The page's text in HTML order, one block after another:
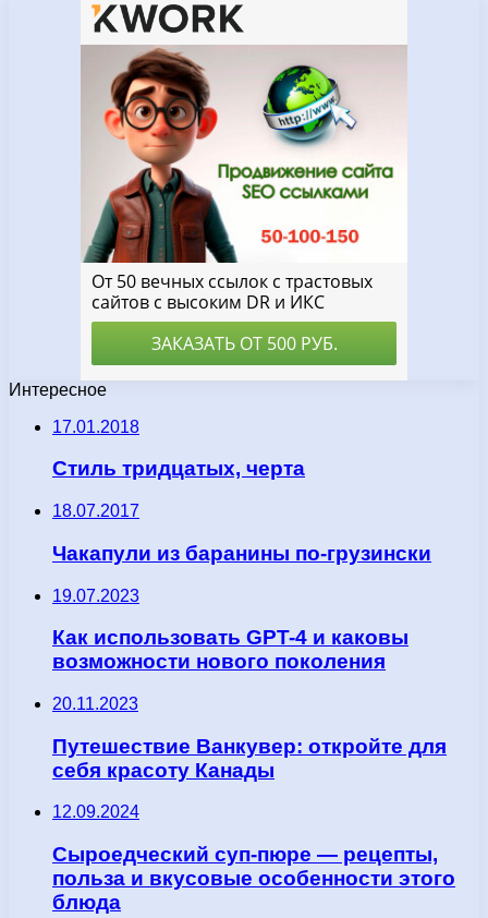
Интересное
17.01.2018
Стиль тридцатых, черта
18.07.2017
Чакапули из баранины по-грузински
19.07.2023
Как использовать GPT-4 и каковы
возможности нового поколения
20.11.2023
Путешествие Ванкувер: откройте для
себя красоту Канады
12.09.2024
Сыроедческий суп-пюре — рецепты,
польза и вкусовые особенности этого
блюда